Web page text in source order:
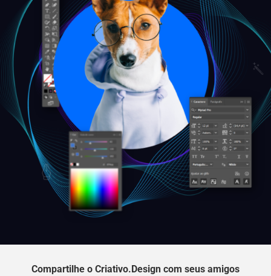
Compartilhe o Criativo.Design com seus amigos